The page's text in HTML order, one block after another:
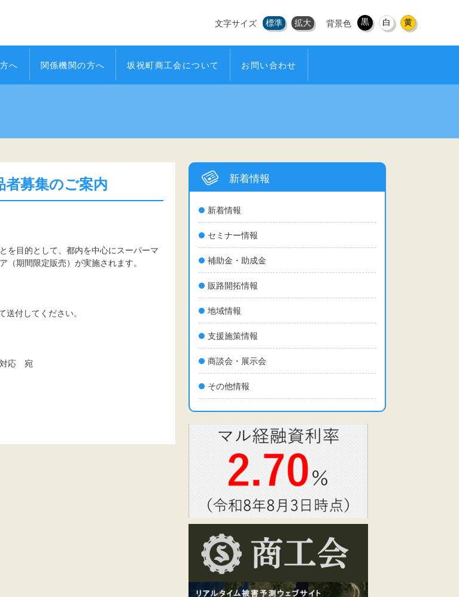
文字サイズ 標準 拡大 背景色 黒 白 黄
へ 関係機関の方へ 坂祝町商工会について お問い合わせ
新着情報
新着情報
セミナー情報
補助金・助成金
販路開拓情報
地域情報
支援施策情報
商談会・展示会
その他情報
募集のご案内
を目的として、都内を中心にスーパーマ
期間限定販売）が実施されます。
付してください。
対応 宛